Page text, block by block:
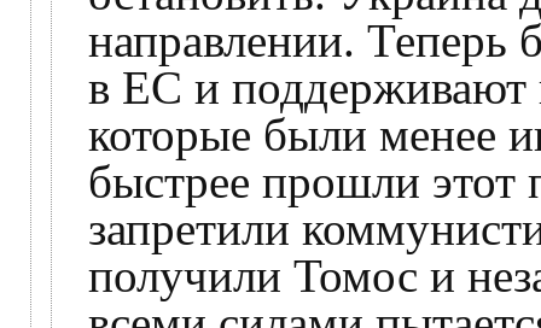
направлении. Теперь
в ЕС и
которые были менее
быстрее прошли этот
запретили
получили Томос и